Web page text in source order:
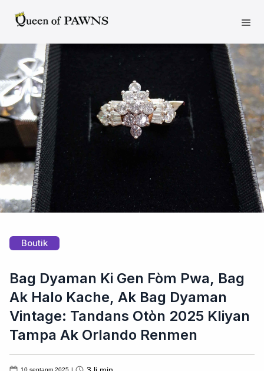
Boutik
Bag Dyaman Ki Gen Fòm Pwa, Bag
Ak Halo Kache, Ak Bag Dyaman
Vintage: Tandans Otòn 2025 Kliyan
Tampa Ak Orlando Renmen
10 septanm 2025 |